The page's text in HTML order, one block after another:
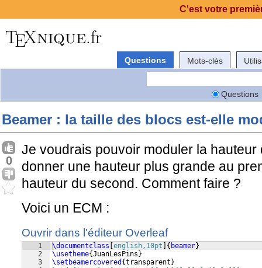
Questions Mots-clés
Questions
Beamer : la taille des blocs est-elle
0
Je voudrais pouvoir moduler la
donner une hauteur plus grande au
hauteur du second. Comment faire ?
Voici un ECM :
Ouvrir dans l'éditeur Overleaf
1
2
3
\documentclass english,10pt { beamer}
\usetheme{JuanLesPins }
\setbeamercovered {transparent }
C'est votre